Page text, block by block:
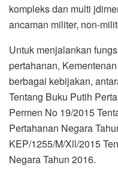
kompleks dan multi
ancaman militer, non-
Untuk menjalankan
pertahanan,
berbagai kebijakan,
Tentang Buku Putih
Permen No 19/2015
Pertahanan Negara
KEP/1255/M/Xll/2015
Negara Tahun 2016.